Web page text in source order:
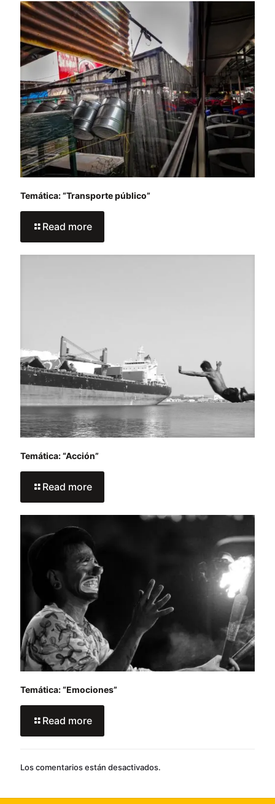
Temática: “Transporte público”
Read more
Temática: “Acción”
Read more
Temática: “Emociones”
Read more
Los comentarios están desactivados.